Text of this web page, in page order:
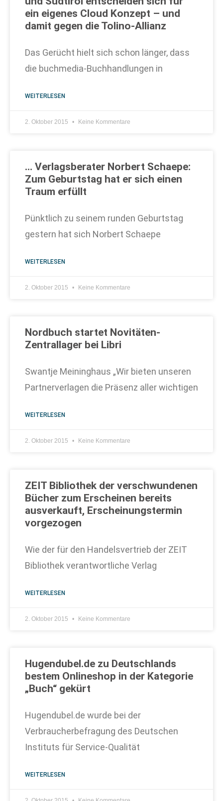
ein eigenes Cloud Konzept – und
damit gegen die Tolino-Allianz
Das Gerücht hielt sich schon länger, dass
die buchmedia-Buchhandlungen in
WEITERLESEN
2. Oktober 2015 Keine Kommentare
… Verlagsberater Norbert Schaepe:
Zum Geburtstag hat er sich einen
Traum erfüllt
Pünktlich zu seinem runden Geburtstag
gestern hat sich Norbert Schaepe
WEITERLESEN
2. Oktober 2015 Keine Kommentare
Nordbuch startet Novitäten-
Zentrallager bei Libri
Swantje Meininghaus „Wir bieten unseren
Partnerverlagen die Präsenz aller wichtigen
WEITERLESEN
2. Oktober 2015 Keine Kommentare
ZEIT Bibliothek der verschwundenen
Bücher zum Erscheinen bereits
ausverkauft, Erscheinungstermin
vorgezogen
Wie der für den Handelsvertrieb der ZEIT
Bibliothek verantwortliche Verlag
WEITERLESEN
2. Oktober 2015 Keine Kommentare
Hugendubel.de zu Deutschlands
bestem Onlineshop in der Kategorie
„Buch“ gekürt
Hugendubel.de wurde bei der
Verbraucherbefragung des Deutschen
Instituts für Service-Qualität
WEITERLESEN